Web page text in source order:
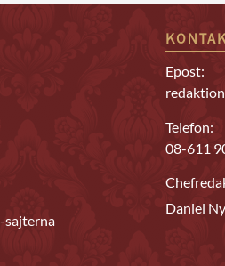
sajterna
Epost:
Telefon:
08-611
Daniel